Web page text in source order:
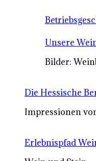
Unsere
Bilder:
Die Hessische
Impressionen
Erlebnispfad